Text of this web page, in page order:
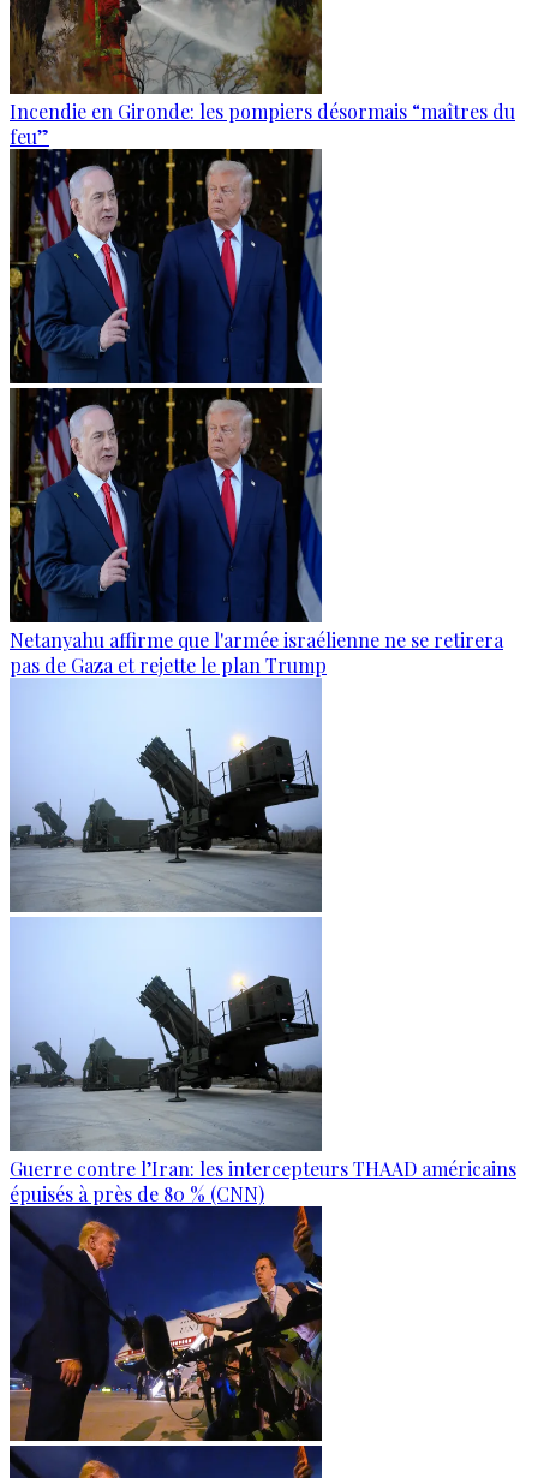
Incendie en Gironde: les pompiers désormais “maîtres du
feu”
Netanyahu affirme que l'armée israélienne ne se retirera
pas de Gaza et rejette le plan Trump
Guerre contre l’Iran: les intercepteurs THAAD américains
épuisés à près de 80 % (CNN)